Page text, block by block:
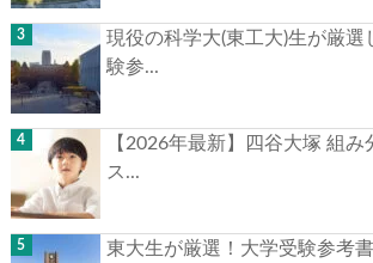
現役の科学大(東工大)生が厳選
験参...
【2026年最新】四谷大塚 組
ス...
東大生が厳選！大学受験参考